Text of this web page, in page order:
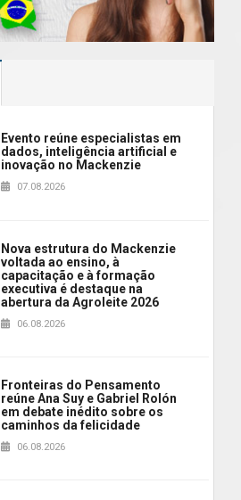
Evento reúne especialistas em
dados, inteligência artificial e
inovação no Mackenzie
07.08.2026
Nova estrutura do Mackenzie
voltada ao ensino, à
capacitação e à formação
executiva é destaque na
abertura da Agroleite 2026
06.08.2026
Fronteiras do Pensamento
reúne Ana Suy e Gabriel Rolón
em debate inédito sobre os
caminhos da felicidade
06.08.2026